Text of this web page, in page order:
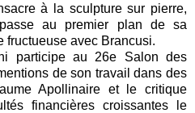
à la sculpture sur pierre,
au premier plan de sa
fructueuse avec Brancusi.
participe au 26e Salon des
de son travail dans des
Apollinaire et le critique
financières croissantes le